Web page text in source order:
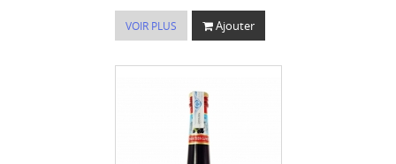
VOIR PLUS Ajouter